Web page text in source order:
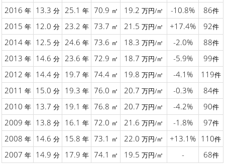
2016 年 13.3 分 25.1 年 70.9 ㎡ 19.2 万円/㎡ -10.8% 86件
2015 年 12.0 分 23.2 年 73.7 ㎡ 21.5 万円/㎡ +17.4% 92件
2014 年 12.5 分 24.6 年 73.6 ㎡ 18.3 万円/㎡ -2.0% 88件
2013 年 14.6 分 23.6 年 72.9 ㎡ 18.7 万円/㎡ -5.9% 99件
2012 年 14.4 分 19.7 年 74.4 ㎡ 19.8 万円/㎡ -4.1% 119件
2011 年 15.0 分 19.3 年 76.0 ㎡ 20.7 万円/㎡ -0.3% 84件
2010 年 13.7 分 19.1 年 76.8 ㎡ 20.7 万円/㎡ -4.2% 90件
2009 年 13.8 分 16.1 年 72.0 ㎡ 21.6 万円/㎡ -1.8% 97件
2008 年 14.6 分 15.8 年 73.1 ㎡ 22.0 万円/㎡ +13.1% 110件
2007 年 14.9 分 17.9 年 74.1 ㎡ 19.5 万円/㎡ - 68件